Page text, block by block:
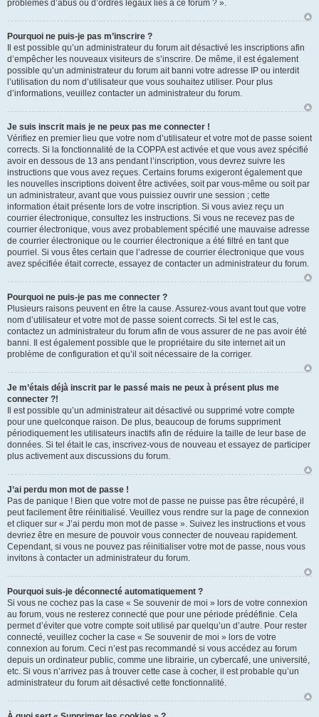
problèmes d’abus ou d’ordres légaux liés à ce forum ? ».
Pourquoi ne puis-je pas m’inscrire ?
Il est possible qu’un administrateur du forum ait désactivé les inscriptions afin
d’empêcher les nouveaux visiteurs de s’inscrire. De même, il est également
possible qu’un administrateur du forum ait banni votre adresse IP ou interdit
l’utilisation du nom d’utilisateur que vous souhaitez utiliser. Pour plus
d’informations, veuillez contacter un administrateur du forum.
Je suis inscrit mais je ne peux pas me connecter !
Vérifiez en premier lieu que votre nom d’utilisateur et votre mot de passe soient
corrects. Si la fonctionnalité de la COPPA est activée et que vous avez spécifié
avoir en dessous de 13 ans pendant l’inscription, vous devrez suivre les
instructions que vous avez reçues. Certains forums exigeront également que
les nouvelles inscriptions doivent être activées, soit par vous-même ou soit par
un administrateur, avant que vous puissiez ouvrir une session ; cette
information était présente lors de votre inscription. Si vous aviez reçu un
courrier électronique, consultez les instructions. Si vous ne recevez pas de
courrier électronique, vous avez probablement spécifié une mauvaise adresse
de courrier électronique ou le courrier électronique a été filtré en tant que
pourriel. Si vous êtes certain que l’adresse de courrier électronique que vous
avez spécifiée était correcte, essayez de contacter un administrateur du forum.
Pourquoi ne puis-je pas me connecter ?
Plusieurs raisons peuvent en être la cause. Assurez-vous avant tout que votre
nom d’utilisateur et votre mot de passe soient corrects. Si tel est le cas,
contactez un administrateur du forum afin de vous assurer de ne pas avoir été
banni. Il est également possible que le propriétaire du site internet ait un
problème de configuration et qu’il soit nécessaire de la corriger.
Je m’étais déjà inscrit par le passé mais ne peux à présent plus me
connecter ?!
Il est possible qu’un administrateur ait désactivé ou supprimé votre compte
pour une quelconque raison. De plus, beaucoup de forums suppriment
périodiquement les utilisateurs inactifs afin de réduire la taille de leur base de
données. Si tel était le cas, inscrivez-vous de nouveau et essayez de participer
plus activement aux discussions du forum.
J’ai perdu mon mot de passe !
Pas de panique ! Bien que votre mot de passe ne puisse pas être récupéré, il
peut facilement être réinitialisé. Veuillez vous rendre sur la page de connexion
et cliquer sur « J’ai perdu mon mot de passe ». Suivez les instructions et vous
devriez être en mesure de pouvoir vous connecter de nouveau rapidement.
Cependant, si vous ne pouvez pas réinitialiser votre mot de passe, nous vous
invitons à contacter un administrateur du forum.
Pourquoi suis-je déconnecté automatiquement ?
Si vous ne cochez pas la case « Se souvenir de moi » lors de votre connexion
au forum, vous ne resterez connecté que pour une période prédéfinie. Cela
permet d’éviter que votre compte soit utilisé par quelqu’un d’autre. Pour rester
connecté, veuillez cocher la case « Se souvenir de moi » lors de votre
connexion au forum. Ceci n’est pas recommandé si vous accédez au forum
depuis un ordinateur public, comme une librairie, un cybercafé, une université,
etc. Si vous n’arrivez pas à trouver cette case à cocher, il est probable qu’un
administrateur du forum ait désactivé cette fonctionnalité.